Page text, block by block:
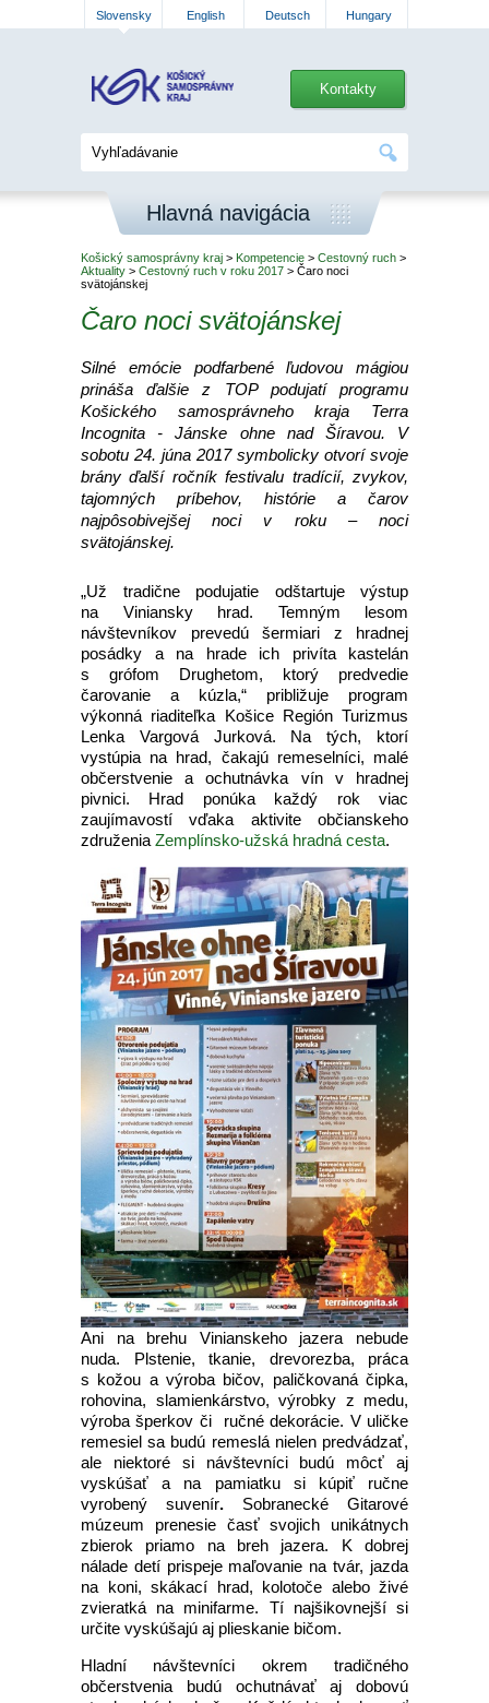
Slovensky English Deutsch Hungary
Kontakty
Hlavná navigácia
Košický samosprávny kraj > Kompetencie > Cestovný ruch >
Aktuality > Cestovný ruch v roku 2017 > Čaro noci
svätojánskej
Čaro noci svätojánskej
Silné emócie podfarbené ľudovou mágiou
prináša ďalšie z TOP podujatí programu
Košického samosprávneho kraja Terra
Incognita - Jánske ohne nad Šíravou. V
sobotu 24. júna 2017 symbolicky otvorí svoje
brány ďalší ročník festivalu tradícií, zvykov,
tajomných príbehov, histórie a čarov
najpôsobivejšej noci v roku – noci
svätojánskej.
„Už tradične podujatie odštartuje výstup
na Viniansky hrad. Temným lesom
návštevníkov prevedú šermiari z hradnej
posádky a na hrade ich privíta kastelán
s grófom Drughetom, ktorý predvedie
čarovanie a kúzla,“ približuje program
výkonná riaditeľka Košice Región Turizmus
Lenka Vargová Jurková. Na tých, ktorí
vystúpia na hrad, čakajú remeselníci, malé
občerstvenie a ochutnávka vín v hradnej
pivnici. Hrad ponúka každý rok viac
zaujímavostí vďaka aktivite občianskeho
združenia Zemplínsko-užská hradná cesta.
Ani na brehu Vinianskeho jazera nebude
nuda. Plstenie, tkanie, drevorezba, práca
s kožou a výroba bičov, paličkovaná čipka,
rohovina, slamienkárstvo, výrobky z medu,
výroba šperkov či ručné dekorácie. V uličke
remesiel sa budú remeslá nielen predvádzať,
ale niektoré si návštevníci budú môcť aj
vyskúšať a na pamiatku si kúpiť ručne
vyrobený suvenír. Sobranecké Gitarové
múzeum prenesie časť svojich unikátnych
zbierok priamo na breh jazera. K dobrej
nálade detí prispeje maľovanie na tvár, jazda
na koni, skákací hrad, kolotoče alebo živé
zvieratká na minifarme. Tí najšikovnejší si
určite vyskúšajú aj plieskanie bičom.
Hladní návštevníci okrem tradičného
občerstvenia budú ochutnávať aj dobovú